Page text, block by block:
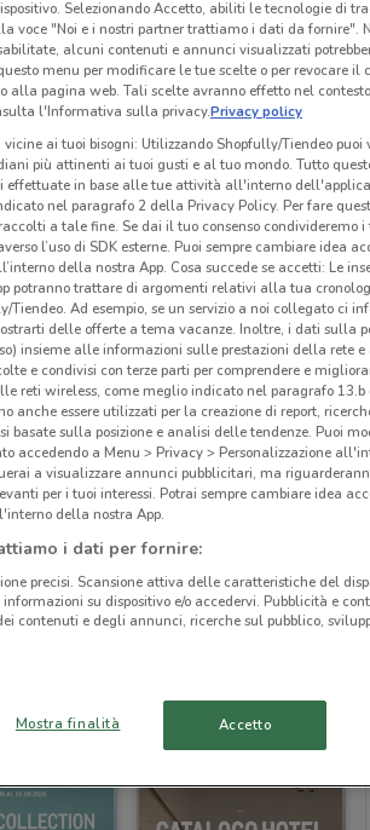
8.2 km
Metro
Selezionando Accetto, abiliti le tecnologie di
voce "Noi e i nostri partner trattiamo i dati da fornire".
alcuni contenuti e annunci visualizzati
menu per modificare le tue scelte o per revocare il
pagina web. Tali scelte avranno effetto nel
l'Informativa sulla privacy.Privacy policy
ai tuoi bisogni: Utilizzando Shopfully/Tiendeo puoi
più attinenti ai tuoi gusti e al tuo mondo. Tutto
effettuate in base alle tue attività all'interno
nel paragrafo 2 della Privacy Policy. Per fare
a tale fine. Se dai il tuo consenso condivideremo
l’uso di SDK esterne. Puoi sempre cambiare idea
della nostra App. Cosa succede se accetti: Le
potranno trattare di argomenti relativi alla tua
Tiendeo. Ad esempio, se un servizio a noi collegato ci
delle offerte a tema vacanze. Inoltre, i dati sulla
insieme alle informazioni sulle prestazioni della rete
e condivisi con terze parti per comprendere e
reti wireless, come meglio indicato nel paragrafo
anche essere utilizzati per la creazione di report,
basate sulla posizione e analisi delle tendenze. Puoi
accedendo a Menu > Privacy > Personalizzazione
a visualizzare annunci pubblicitari, ma
per i tuoi interessi. Potrai sempre cambiare idea
della nostra App.
i dati per fornire:
precisi. Scansione attiva delle caratteristiche del
su dispositivo e/o accedervi. Pubblicità e
contenuti e degli annunci, ricerche sul pubblico,
Mostra finalità Accetto